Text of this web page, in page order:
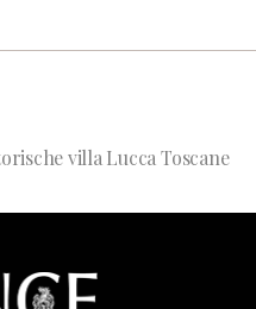
villa Lucca Toscane